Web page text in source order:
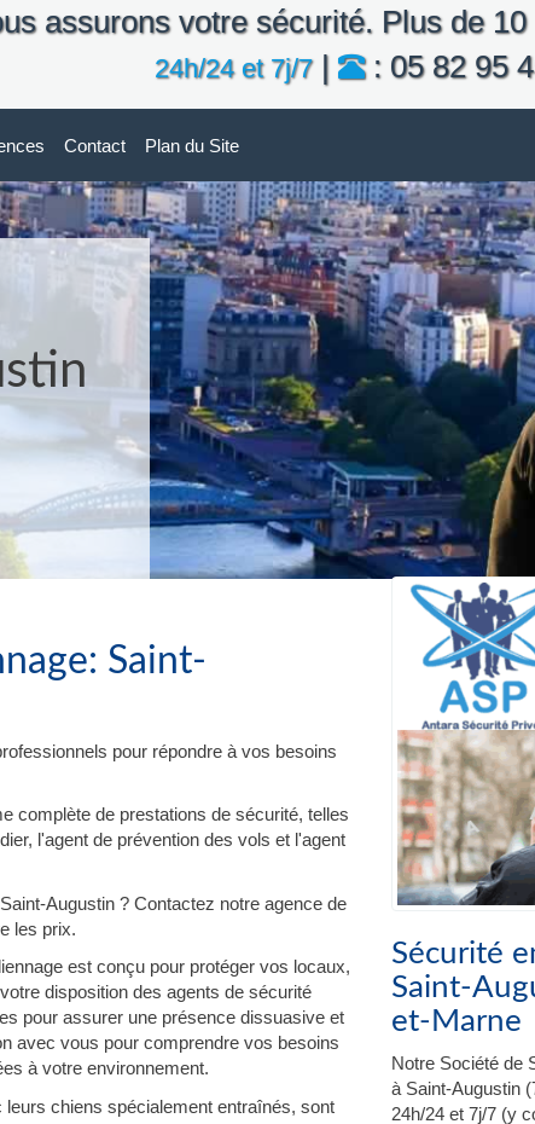
assurons votre sécurité. Plus de
24h/24 et 7j/7| : 05 82 95
Contact Plan du Site
Saint-
pour répondre à vos besoins
complète de prestations de sécurité, telles
l'agent de prévention des vols et l'agent
Augustin ? Contactez notre agence de
les prix.
est conçu pour protéger vos locaux,
disposition des agents de sécurité
pour assurer une présence dissuasive et
avec vous pour comprendre vos besoins
à votre environnement.
chiens spécialement entraînés, sont
Sécurité
Saint-
et-Marne
Notre Société de
à Saint-Augustin
24h/24 et 7j/7 (y